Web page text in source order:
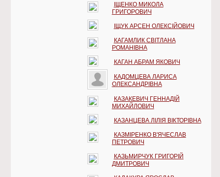
ІЩЕНКО МИКОЛА
ГРИГОРОВИЧ
ІЩУК АРСЕН ОЛЕКСІЙОВИЧ
КАГАМЛИК СВІТЛАНА
РОМАНІВНА
КАГАН АБРАМ ЯКОВИЧ
КАДОМЦЕВА ЛАРИСА
ОЛЕКСАНДРІВНА
КАЗАКЕВИЧ ГЕННАДІЙ
МИХАЙЛОВИЧ
КАЗАНЦЕВА ЛІЛІЯ ВІКТОРІВНА
КАЗМІРЕНКО В'ЯЧЕСЛАВ
ПЕТРОВИЧ
КАЗЬМИРЧУК ГРИГОРІЙ
ДМИТРОВИЧ